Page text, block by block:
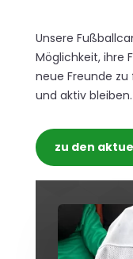
Unsere
Möglichkeit, ihre
neue Freunde
und aktiv bleiben.
zu den